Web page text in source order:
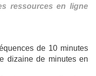
ressources en ligne
de 10 minutes
dizaine de minutes en